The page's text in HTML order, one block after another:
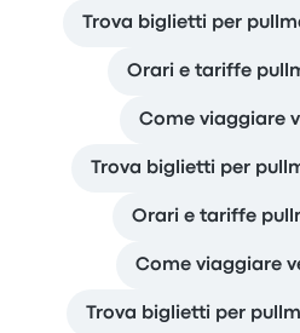
Trova biglietti per
Orari e tariffe
Come viaggiare
Trova biglietti per
Orari e tariffe
Come viaggiare
Trova biglietti per